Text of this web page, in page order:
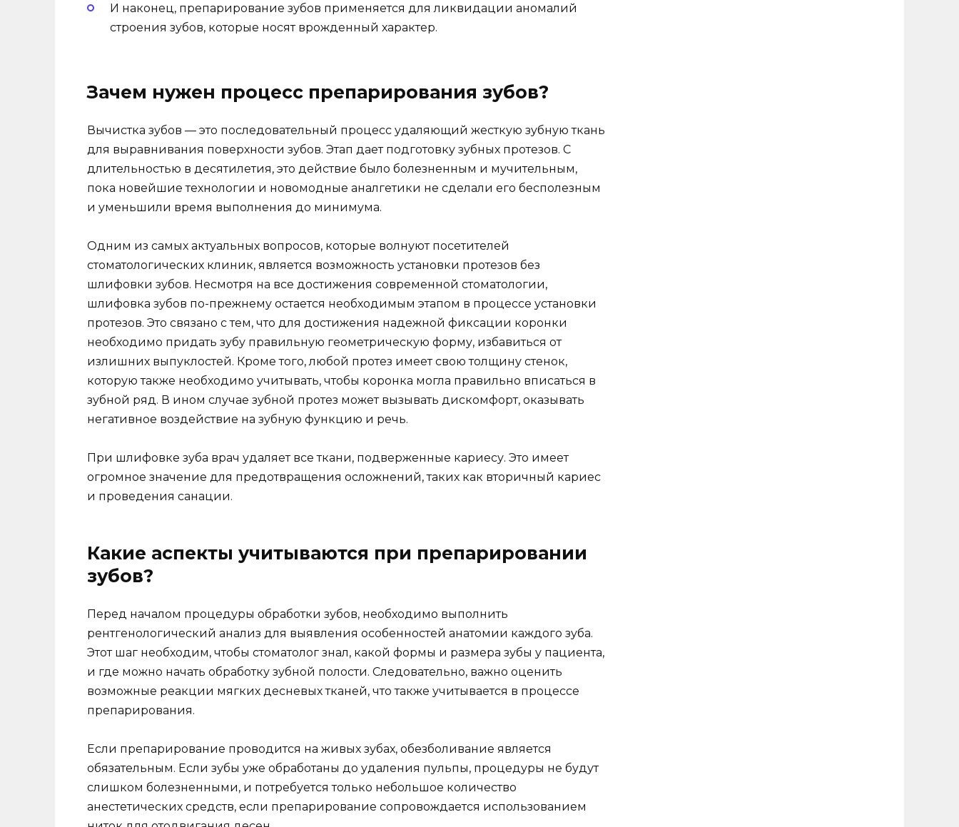
И наконец, препарирование зубов применяется для ликвидации аномалий
строения зубов, которые носят врожденный характер.
Зачем нужен процесс препарирования зубов?
Вычистка зубов — это последовательный процесс удаляющий жесткую зубную ткань
для выравнивания поверхности зубов. Этап дает подготовку зубных протезов. С
длительностью в десятилетия, это действие было болезненным и мучительным,
пока новейшие технологии и новомодные аналгетики не сделали его бесполезным
и уменьшили время выполнения до минимума.
Одним из самых актуальных вопросов, которые волнуют посетителей
стоматологических клиник, является возможность установки протезов без
шлифовки зубов. Несмотря на все достижения современной стоматологии,
шлифовка зубов по-прежнему остается необходимым этапом в процессе установки
протезов. Это связано с тем, что для достижения надежной фиксации коронки
необходимо придать зубу правильную геометрическую форму, избавиться от
излишних выпуклостей. Кроме того, любой протез имеет свою толщину стенок,
которую также необходимо учитывать, чтобы коронка могла правильно вписаться в
зубной ряд. В ином случае зубной протез может вызывать дискомфорт, оказывать
негативное воздействие на зубную функцию и речь.
При шлифовке зуба врач удаляет все ткани, подверженные кариесу. Это имеет
огромное значение для предотвращения осложнений, таких как вторичный кариес
и проведения санации.
Какие аспекты учитываются при препарировании
зубов?
Перед началом процедуры обработки зубов, необходимо выполнить
рентгенологический анализ для выявления особенностей анатомии каждого зуба.
Этот шаг необходим, чтобы стоматолог знал, какой формы и размера зубы у пациента,
и где можно начать обработку зубной полости. Следовательно, важно оценить
возможные реакции мягких десневых тканей, что также учитывается в процессе
препарирования.
Если препарирование проводится на живых зубах, обезболивание является
обязательным. Если зубы уже обработаны до удаления пульпы, процедуры не будут
слишком болезненными, и потребуется только небольшое количество
анестетических средств, если препарирование сопровождается использованием